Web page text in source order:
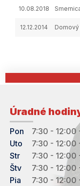
10.08.2018
12.12.2014
Úradné
Pon
7:30 - 12:00
Uto
7:30 - 12:00
Str
7:30 - 12:00
Štv
7:30 - 12:00
Pia
7:30 - 12:00